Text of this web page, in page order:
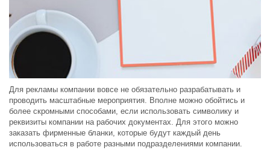
Для рекламы компании вовсе не обязательно разрабатывать и
проводить масштабные мероприятия. Вполне можно обойтись и
более скромными способами, если использовать символику и
реквизиты компании на рабочих документах. Для этого можно
заказать фирменные бланки, которые будут каждый день
использоваться в работе разными подразделениями компании.